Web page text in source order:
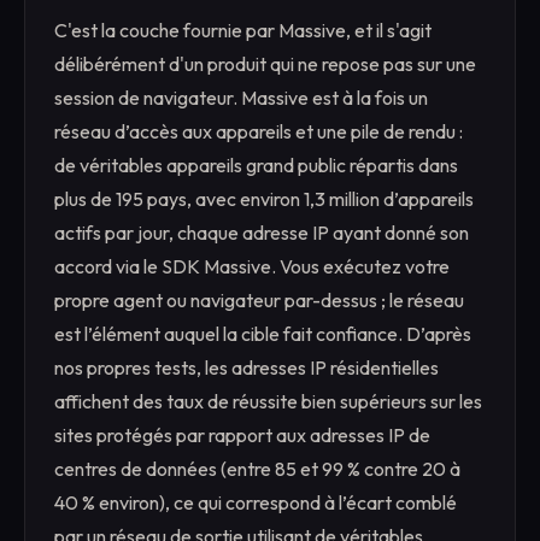
C'est la couche fournie par Massive, et il s'agit
délibérément d'un produit qui ne repose pas sur une
session de navigateur. Massive est à la fois un
réseau d’accès aux appareils et une pile de rendu :
de véritables appareils grand public répartis dans
plus de 195 pays, avec environ 1,3 million d’appareils
actifs par jour, chaque adresse IP ayant donné son
accord via le SDK Massive. Vous exécutez votre
propre agent ou navigateur par-dessus ; le réseau
est l’élément auquel la cible fait confiance. D’après
nos propres tests, les adresses IP résidentielles
affichent des taux de réussite bien supérieurs sur les
sites protégés par rapport aux adresses IP de
centres de données (entre 85 et 99 % contre 20 à
40 % environ), ce qui correspond à l’écart comblé